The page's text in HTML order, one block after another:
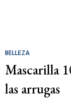
BELLEZA
Mascarilla
las arrugas